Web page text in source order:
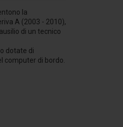
la
A (2003 - 2010),
di un tecnico
dotate di
computer di bordo.